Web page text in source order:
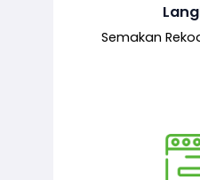
Semakan